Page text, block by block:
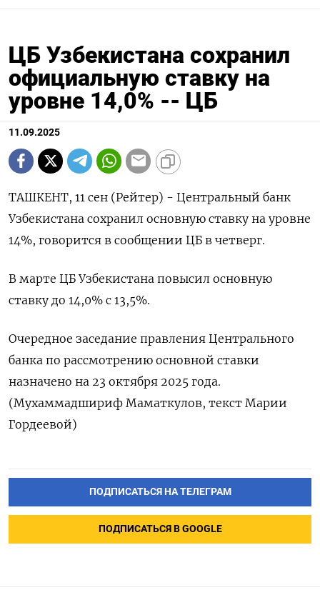
ЦБ Узбекистана сохранил
официальную ставку на
уровне 14,0% -- ЦБ
11.09.2025
ТАШКЕНТ, 11 сен (Рейтер) - Центральный банк
Узбекистана сохранил основную ставку на уровне
14%, говорится в сообщении ЦБ в четверг.
В марте ЦБ Узбекистана повысил основную
ставку до 14,0% с 13,5%.
Очередное заседание правления Центрального
банка по рассмотрению основной ставки
назначено на 23 октября 2025 года.
(Мухаммадшириф Маматкулов, текст Марии
Гордеевой)
ПОДПИСАТЬСЯ НА ТЕЛЕГРАМ
ПОДПИСАТЬСЯ В GOOGLE